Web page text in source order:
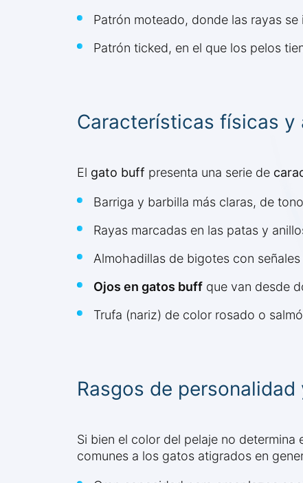
Patrón moteado, donde las rayas
Patrón ticked, en el que los pelos
Características físicas y
El gato buff presenta una serie de
Barriga y barbilla más claras, de
Rayas marcadas en las patas y
Almohadillas de bigotes con
Ojos en gatos buff que van desde
Trufa (nariz) de color rosado o
Rasgos de
Si bien el color del pelaje no determina
comunes a los gatos atigrados en